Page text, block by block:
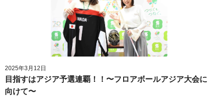
2025年3月12日
目指すはアジア予選連覇！！〜フロアボールアジア大会に
向けて〜